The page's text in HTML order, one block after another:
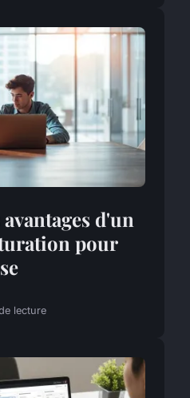
d'un
pour
lecture